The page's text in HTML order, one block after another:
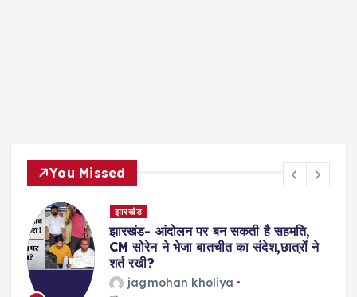
You Missed
झारखंड
झारखंड- आंदोलन पर बन सकती है सहमति,
CM सोरेन ने भेजा बातचीत का संदेश,छात्रों ने
शर्त रखी?
jagmohan kholiya